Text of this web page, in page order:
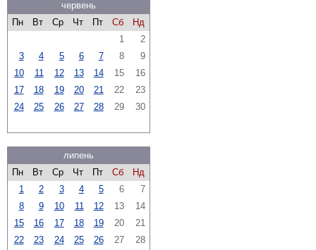
червень
Пн
Вт Ср Чт Пт Сб
Нд
1
2
3
4 5 6 7 8
9
10
11 12 13 14 15
16
17
18 19 20 21 22
23
24
25 26 27 28 29 30
липень
Пн
Вт Ср Чт Пт Сб
Нд
1
2 3 4 5 6
7
8
9 10 11 12 13
14
15
16 17 18 19 20
21
22
23 24 25 26 27
28